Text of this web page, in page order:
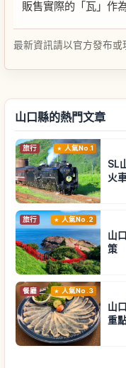
販售實際的「瓦」作
最新資訊請以官方發布或
山口縣的熱門文章
旅行 人氣No.1
SL
火
旅行 人氣No.2
山
策
餐廳 人氣No.3
山
重